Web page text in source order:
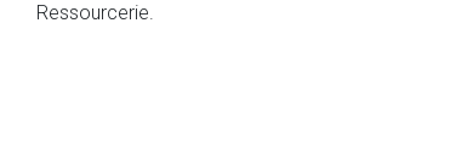
Ressourcerie.